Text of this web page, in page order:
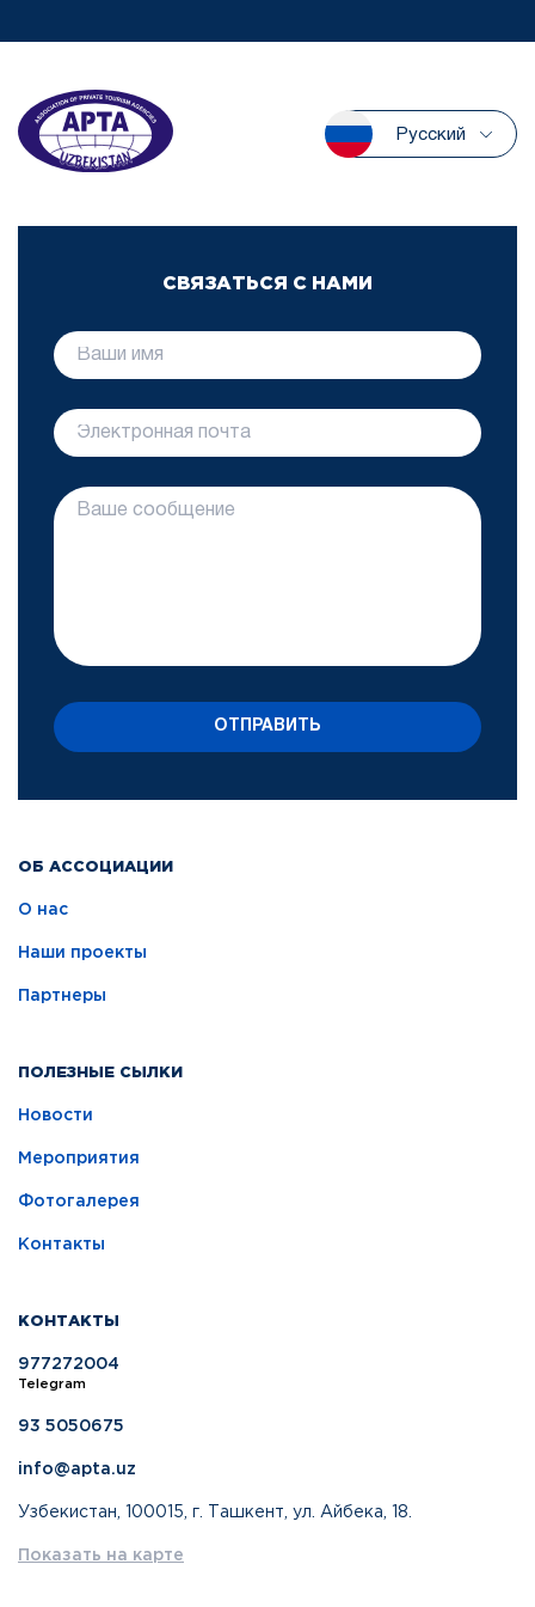
Русский
ОБ АССОЦИАЦИИ
О нас
Наши проекты
Партнеры
ПОЛЕЗНЫЕ СЫЛКИ
Новости
Мероприятия
Фотогалерея
Контакты
КОНТАКТЫ
977272004
Telegram
93 5050675
info@apta.uz
Узбекистан, 100015, г. Ташкент, ул. Айбека, 18.
Показать на карте
СВЯЗАТЬСЯ С НАМИ
ОТПРАВИТЬ